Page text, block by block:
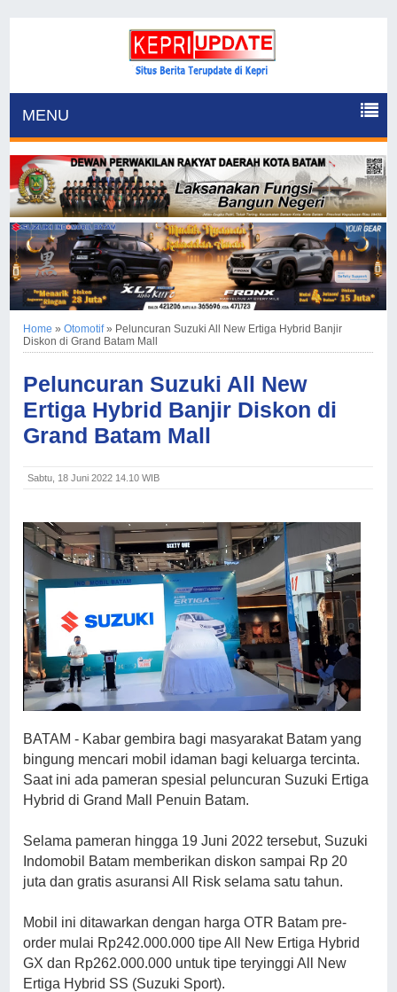
MENU
Home »Otomotif» Peluncuran Suzuki All New Ertiga Hybrid Banjir
Diskon di Grand Batam Mall
Peluncuran Suzuki All New
Ertiga Hybrid Banjir Diskon di
Grand Batam Mall
Sabtu, 18 Juni 2022 14.10 WIB
BATAM - Kabar gembira bagi masyarakat Batam yang
bingung mencari mobil idaman bagi keluarga tercinta.
Saat ini ada pameran spesial peluncuran Suzuki Ertiga
Hybrid di Grand Mall Penuin Batam.
Selama pameran hingga 19 Juni 2022 tersebut, Suzuki
Indomobil Batam memberikan diskon sampai Rp 20
juta dan gratis asuransi All Risk selama satu tahun.
Mobil iniditawarkan dengan harga OTR Batam pre-
order mulai Rp242.000.000 tipe All New Ertiga Hybrid
GX dan Rp262.000.000 untuk tipe teryinggi All New
Ertiga Hybrid SS (Suzuki Sport).